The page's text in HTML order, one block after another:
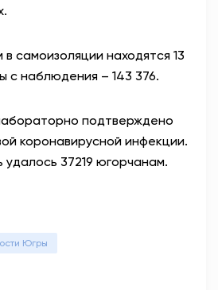
/ Регистрация
самоизоляции находятся 13
с наблюдения – 143 376.
подтверждено
коронавирусной инфекции.
37219 югорчанам.
Югры